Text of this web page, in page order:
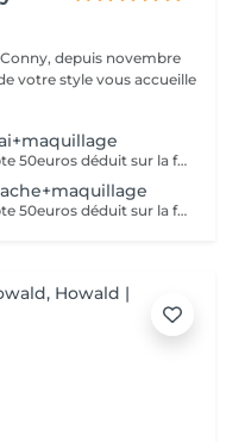
depuis novembre
votre style vous accueille
Essai coiffure et maquillage acompte 50euros déduit sur la facture finale
Essai coiffure et maquillage acompte 50euros déduit sur la facture finale